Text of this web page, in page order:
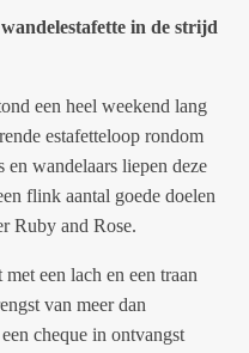
in de strijd
een heel weekend lang
estafetteloop rondom
wandelaars liepen deze
flink aantal goede doelen
Ruby and Rose.
een lach en een traan
van meer dan
cheque in ontvangst